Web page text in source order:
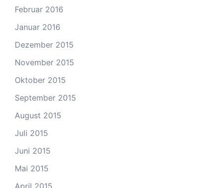
Februar 2016
Januar 2016
Dezember 2015
November 2015
Oktober 2015
September 2015
August 2015
Juli 2015
Juni 2015
Mai 2015